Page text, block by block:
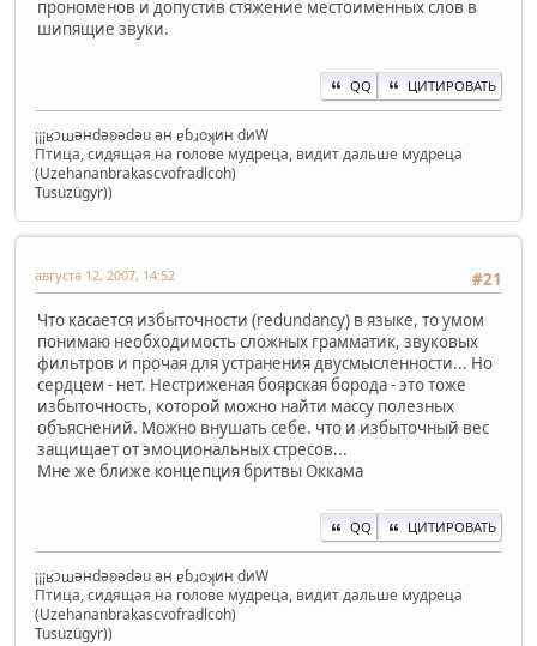
прономенов и допустив стяжение местоименных слов в
шипящие звуки.
QQ ЦИТИРОВАТЬ
¡¡¡ʁɔɯǝнdǝʚǝdǝu ǝн ɐɓɹoʞин dиW
Птица, сидящая на голове мудреца, видит дальше мудреца
(Uzehananbrakascvofradlcoh)
Tusuzügyr))
#21
августа 12, 2007, 14:52
Что касается избыточности (redundancy) в языке, то умом
понимаю необходимость сложных грамматик, звуковых
фильтров и прочая для устранения двусмысленности... Но
сердцем - нет. Нестриженая боярская борода - это тоже
избыточность, которой можно найти массу полезных
объяснений. Можно внушать себе. что и избыточный вес
защищает от эмоциональных стресов...
Мне же ближе концепция бритвы Оккама
QQ ЦИТИРОВАТЬ
¡¡¡ʁɔɯǝнdǝʚǝdǝu ǝн ɐɓɹoʞин dиW
Птица, сидящая на голове мудреца, видит дальше мудреца
(Uzehananbrakascvofradlcoh)
Tusuzügyr))